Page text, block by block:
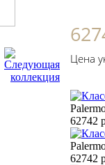
Цена
62742
62742